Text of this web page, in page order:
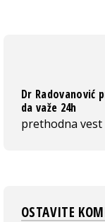
Dr Radovanović
da važe 24h
prethodna vest
OSTAVITE